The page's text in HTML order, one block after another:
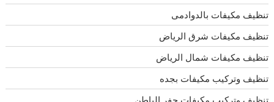
تنظيف مكيفات بالدوادمى
تنظيف مكيفات شرق الرياض
تنظيف مكيفات شمال الرياض
تنظيف وتركيب مكيفات بجده
تنظيف وتركيب مكيفات حفر الباطن